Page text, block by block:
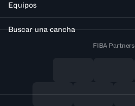
Equipos
Buscar una cancha
FIBA Partners